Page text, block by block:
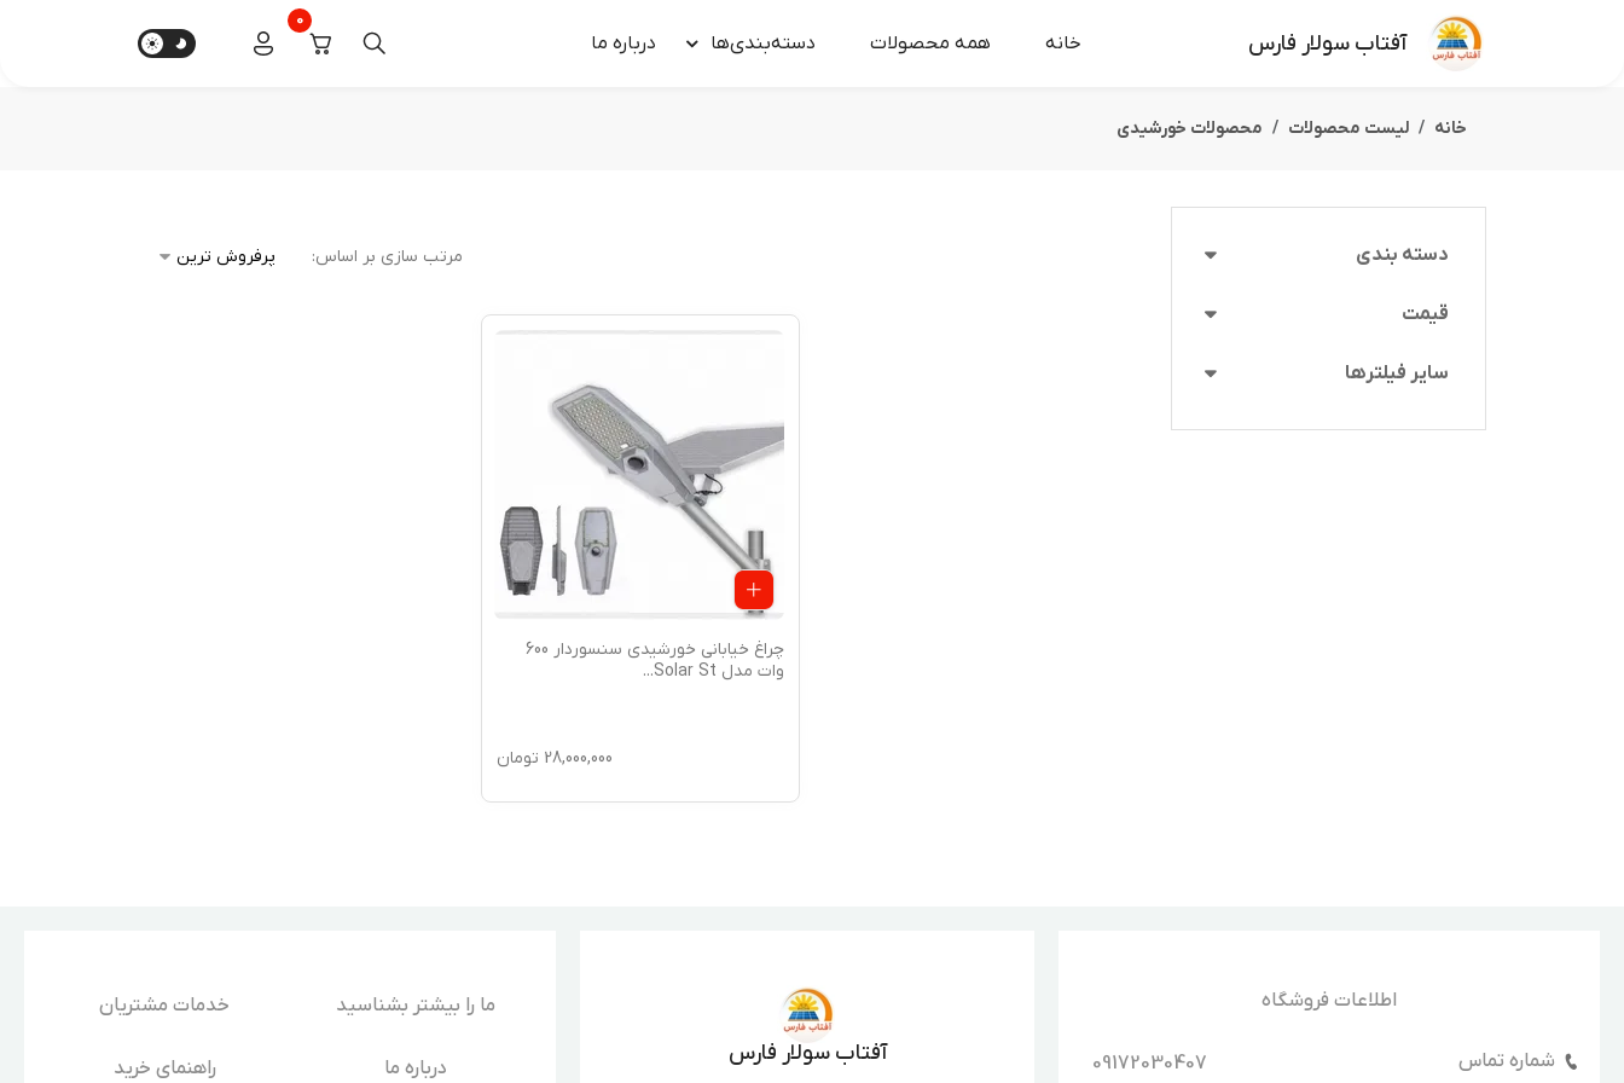
آفتاب سولار فارس خانه همه محصولات دسته‌بندی‌ها درباره‌ ما
0
خانه لیست محصولات محصولات خورشیدی
دسته بندی
قیمت
سایر فیلترها
مرتب سازی بر اساس:
چراغ خیابانی خورشیدی سنسوردار 600
وات مدل Solar St
...
28,000,000 تومان
اطلاعات فروشگاه
شماره تماس 09172030407 آفتاب سولار فارس
ما را بیشتر بشناسید
درباره‌ ما
خدمات مشتریان
راهنمای خرید